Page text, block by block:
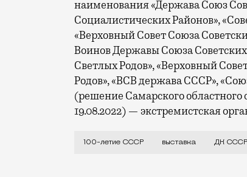
наименования «Держава Союз
Социалистических Районов»,
«Верховный Совет Союза
Воинов Державы Союза
Светлых Родов», «Верховный
Родов», «ВСВ держава СССР»,
(решение Самарского областного
19.08.2022) — экстремистская
100-летие СССР выставка ДК СССР